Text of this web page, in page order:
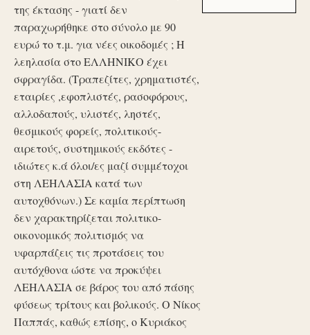
της έκτασης - γιατί δεν
παραχωρήθηκε στο σύνολο με 90
ευρώ το τ.μ. για νέες οικοδομές ; Η
λεηλασία στο ΕΛΛΗΝΙΚΟ έχει
σφραγίδα. (Τραπεζίτες, χρηματιστές,
εταιρίες ,εφοπλιστές, ρασοφόρους,
αλλοδαπούς, υλιστές, ληστές,
θεσμικούς φορείς, πολιτικούς-
αιρετούς, συστημικούς εκδότες -
ιδιώτες κ.ά όλοι/ες μαζί συμμέτοχοι
στη ΛΕΗΛΑΣΙΑ κατά των
αυτοχθόνων.) Σε καμία περίπτωση
δεν χαρακτηρίζεται πολιτικο-
οικονομικός πολιτισμός να
υφαρπάζεις τις προτάσεις του
αυτόχθονα ώστε να προκύψει
ΛΕΗΛΑΣΙΑ σε βάρος του από πάσης
φύσεως τρίτους και βολικούς. Ο Νίκος
Παππάς, καθώς επίσης, ο Κυριάκος